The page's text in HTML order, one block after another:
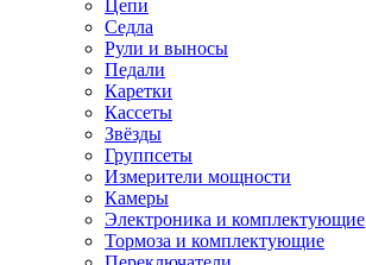
Цепи
Седла
Рули и выносы
Педали
Каретки
Кассеты
Звёзды
Группсеты
Измерители мощности
Камеры
Электроника и комплектующие
Тормоза и комплектующие